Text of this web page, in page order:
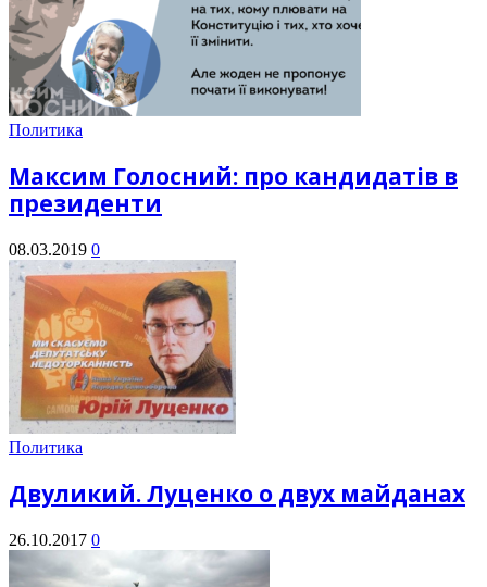
Политика
Максим Голосний: про кандидатів в
президенти
08.03.2019 0
Политика
Двуликий. Луценко о двух майданах
26.10.2017 0